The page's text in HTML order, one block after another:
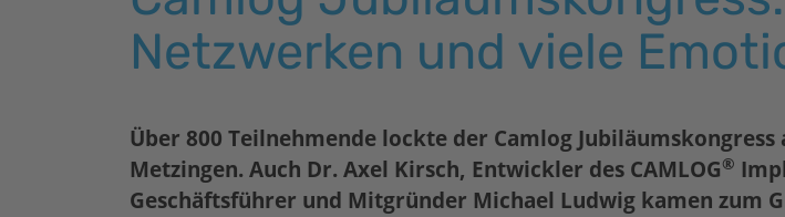
Netzwerken und viele
Über 800 Teilnehmende lockte der Camlog
Metzingen. Auch Dr. Axel Kirsch, Entwickler des CAMLOG®
Geschäftsführer und Mitgründer Michael Ludwig kamen zum